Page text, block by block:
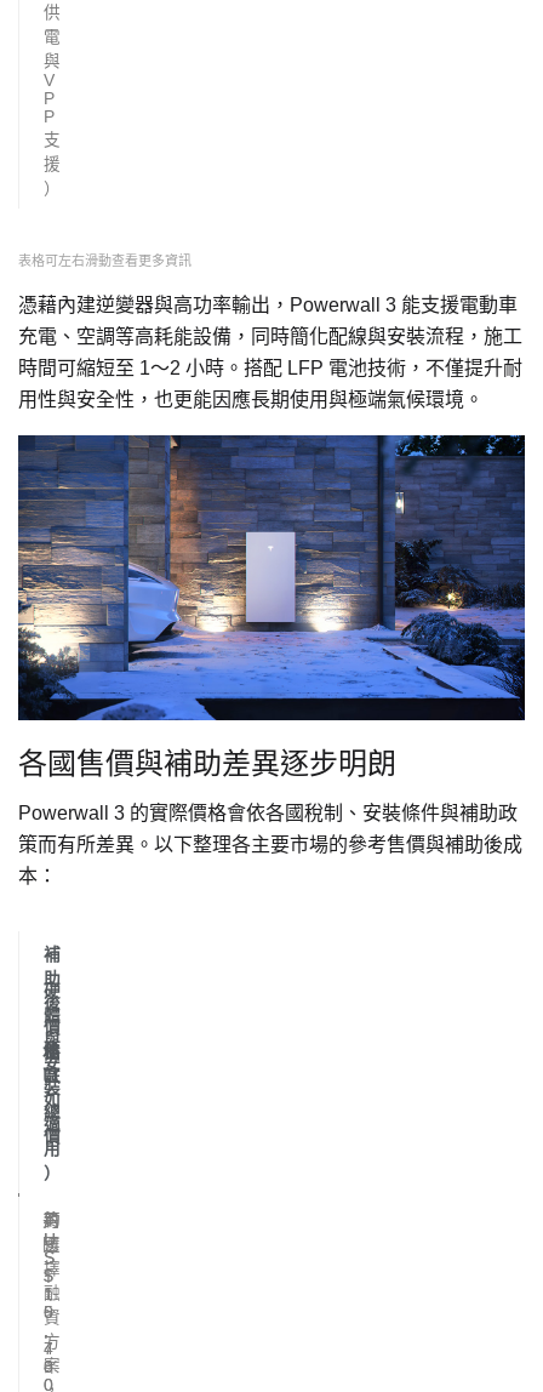
供
電
與
V
P
P
支
援
）
表格可左右滑動查看更多資訊
憑藉內建逆變器與高功率輸出，Powerwall 3 能支援電動車
充電、空調等高耗能設備，同時簡化配線與安裝流程，施工
時間可縮短至 1～2 小時。搭配 LFP 電池技術，不僅提升耐
用性與安全性，也更能因應長期使用與極端氣候環境。
各國售價與補助差異逐步明朗
Powerwall 3 的實際價格會依各國稅制、安裝條件與補助政
策而有所差異。以下整理各主要市場的參考售價與補助後成
本：
地
區
硬
體
與
安
裝
總
價
補
助
後
價
格
（
如
適
用
）
備
註
美
國
約
U
S
$
1
5
,
4
0
0
約
U
S
$
1
0
,
7
8
0
可
選
擇
融
資
方
案